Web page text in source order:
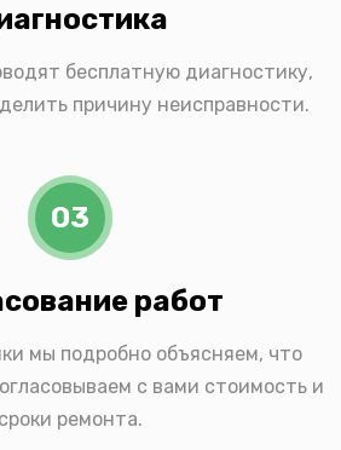
бесплатную диагностику,
причину неисправности.
03
работ
мы подробно объясняем, что
с вами стоимость и
сроки ремонта.